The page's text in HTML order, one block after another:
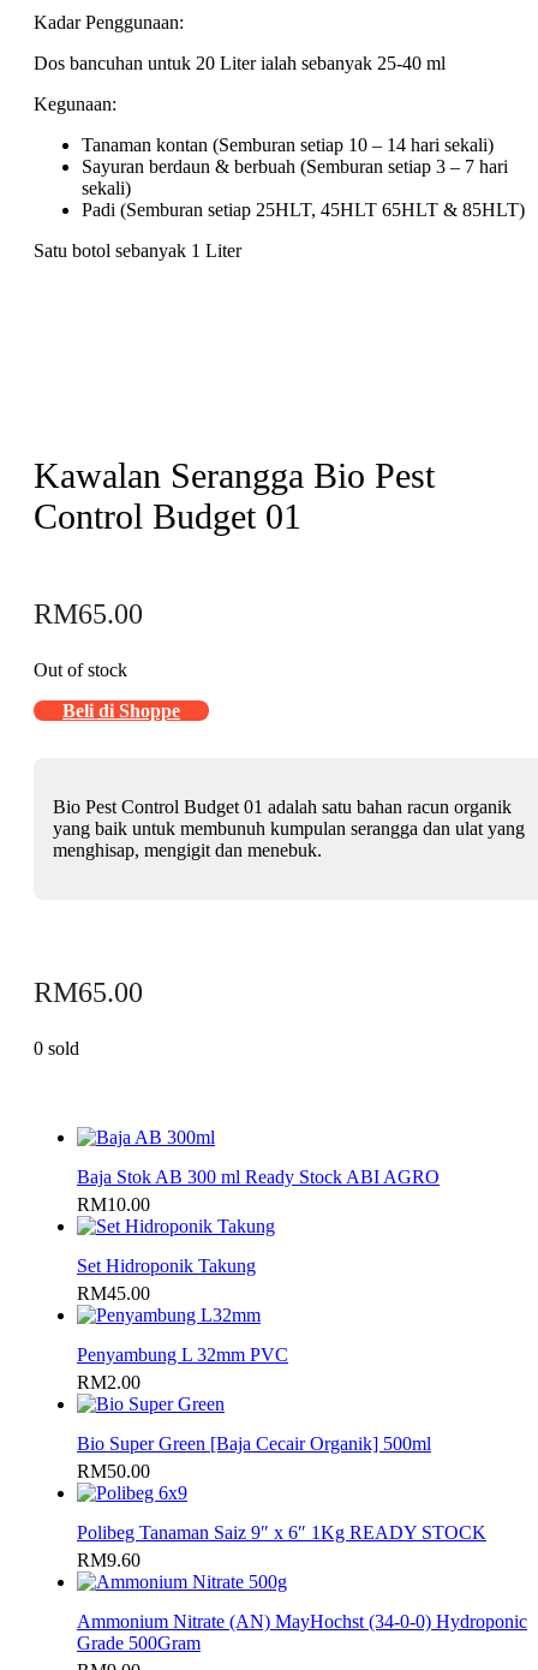
Kadar Penggunaan:
Dos bancuhan untuk 20 Liter ialah sebanyak 25-40 ml
Kegunaan:
Tanaman kontan (Semburan setiap 10 – 14 hari sekali)
Sayuran berdaun & berbuah (Semburan setiap 3 – 7 hari
sekali)
Padi (Semburan setiap 25HLT, 45HLT 65HLT & 85HLT)
Satu botol sebanyak 1 Liter
Kawalan Serangga Bio Pest
Control Budget 01
RM65.00
Out of stock
Beli di Shoppe
Bio Pest Control Budget 01 adalah satu bahan racun organik
yang baik untuk membunuh kumpulan serangga dan ulat yang
menghisap, mengigit dan menebuk.
RM65.00
0 sold
Baja Stok AB 300 ml Ready Stock ABI AGRO
RM10.00
Set Hidroponik Takung
RM45.00
Penyambung L 32mm PVC
RM2.00
Bio Super Green [Baja Cecair Organik] 500ml
RM50.00
Polibeg Tanaman Saiz 9″ x 6″ 1Kg READY STOCK
RM9.60
Ammonium Nitrate (AN) MayHochst (34-0-0) Hydroponic
Grade 500Gram